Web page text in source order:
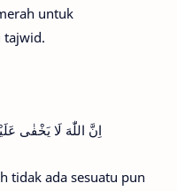
untuk
tajwid.
اِنَّ اللّٰهَ لَا يَخْفٰى
tidak ada sesuatu pun